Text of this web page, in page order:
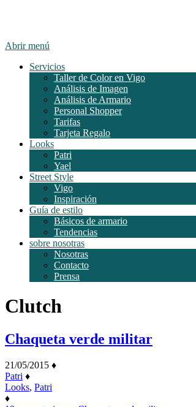
Abrir menú
Servicios
Taller de Color en Vigo
Análisis de Imagen
Análisis de Armario
Personal Shopper
Tarifas
Tarjeta Regalo
Looks
Patri
Yael
Street Style
Vigo
Inspiración
Guía de estilo
Básicos de armario
Tendencias
sobre nosotras
Nosotras
Contacto
Prensa
Clutch
Chaqueta verde militar
21/05/2015 ♦
Patri ♦
Looks, Patri
♦